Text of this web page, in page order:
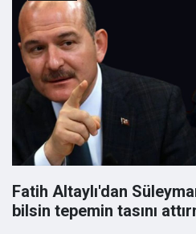
Fatih Altaylı'dan
bilsin tepemin tasını